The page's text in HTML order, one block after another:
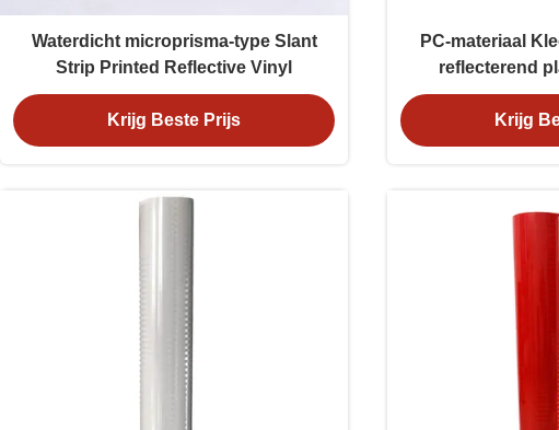
Waterdicht microprisma-type Slant
Strip Printed Reflective Vinyl
Krijg Beste Prijs
PC-materiaal
reflecterend
Krijg